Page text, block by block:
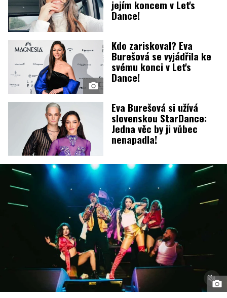
jejím koncem v Let's
Dance!
Kdo zariskoval? Eva
Burešová se vyjádřila ke
svému konci v Let's
Dance!
Eva Burešová si užívá
slovenskou StarDance:
Jedna věc by ji vůbec
nenapadla!